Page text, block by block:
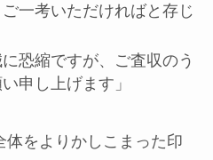
ご一考いただければと存じ
に恐縮ですが、ご査収のう
申し上げます」
体をよりかしこまった印